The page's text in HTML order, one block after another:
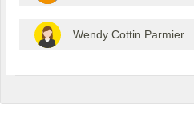
Wendy Cottin Parmier